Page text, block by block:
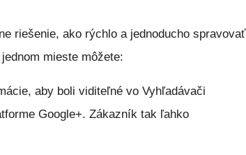
riešenie, ako rýchlo a jednoducho spravovať
mieste môžete:
aby boli viditeľné vo Vyhľadávači
Google+. Zákazník tak ľahko